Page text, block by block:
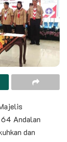
64 Andalan
dan